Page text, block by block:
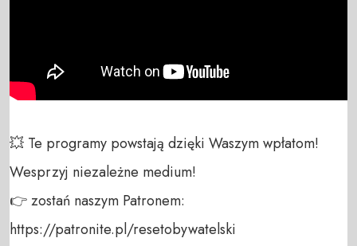
💥 Te programy powstają dzięki Waszym wpłatom!
Wesprzyj niezależne medium!
👉 zostań naszym Patronem:
https://patronite.pl/resetobywatelski